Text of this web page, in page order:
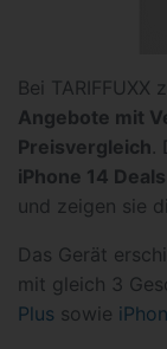
Bei TARIFFUXX
Angebote mit
Preisvergleich.
iPhone 14 Deals
und zeigen sie
Das Gerät
mit gleich 3
Plus sowie